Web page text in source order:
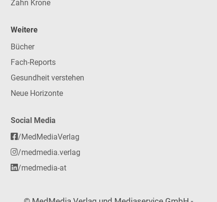
Zahn Krone
Weitere
Bücher
Fach-Reports
Gesundheit verstehen
Neue Horizonte
Social Media
/MedMediaVerlag
/medmedia.verlag
/medmedia-at